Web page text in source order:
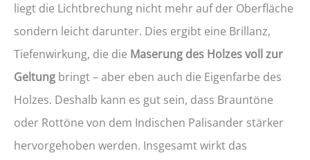
liegt die Lichtbrechung nicht mehr auf der Oberfläche
sondern leicht darunter. Dies ergibt eine Brillanz,
Tiefenwirkung, die die Maserung des Holzes voll zur
Geltung bringt – aber eben auch die Eigenfarbe des
Holzes. Deshalb kann es gut sein, dass Brauntöne
oder Rottöne von dem Indischen Palisander stärker
hervorgehoben werden. Insgesamt wirkt das